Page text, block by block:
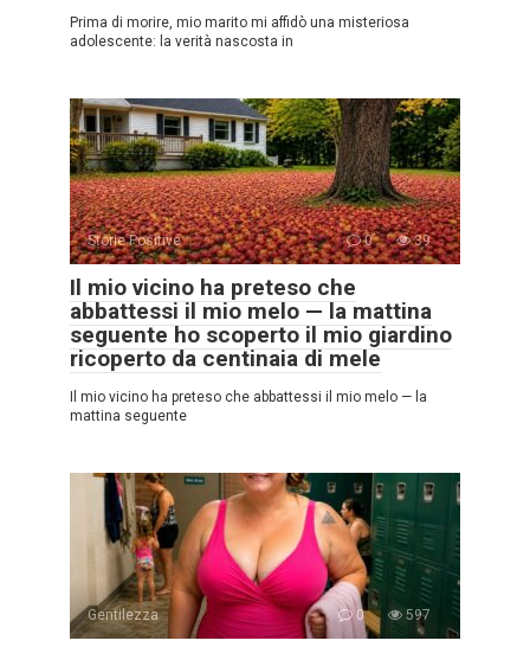
Prima di morire, mio marito mi affidò una misteriosa
adolescente: la verità nascosta in
Storie Positive 0 39
Il mio vicino ha preteso che
abbattessi il mio melo — la mattina
seguente ho scoperto il mio giardino
ricoperto da centinaia di mele
Il mio vicino ha preteso che abbattessi il mio melo — la
mattina seguente
Gentilezza 0 597